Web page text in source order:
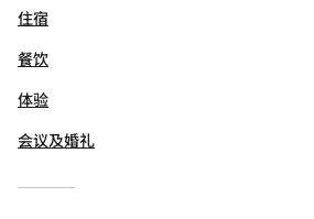
住宿
餐饮
体验
会议及婚礼